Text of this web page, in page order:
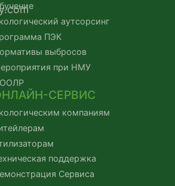
аутсорсинг
ПЭК
выбросов
при НМУ
СЕРВИС
компаниям
поддержка
Сервиса